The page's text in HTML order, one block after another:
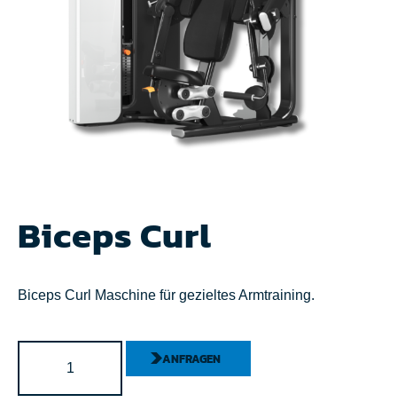
Biceps Curl
Biceps Curl Maschine für gezieltes Armtraining.
ANFRAGEN